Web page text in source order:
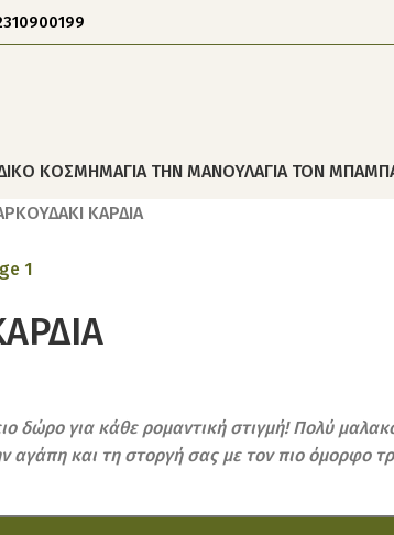
ΚΟΣΜΗΜΑΓΙΑ ΤΗΝ ΜΑΝΟΥΛΑΓΙΑ ΤΟΝ
ΚΑΡΔΙΑ
δώρο για κάθε ρομαντική στιγμή! Πολύ
αγάπη και τη στοργή σας με τον πιο όμορφο